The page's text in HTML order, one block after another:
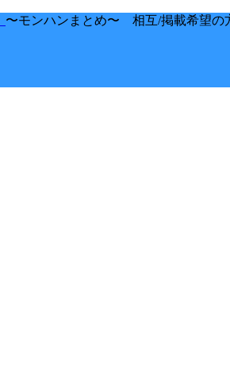
〜モンハンまとめ〜 相互/掲載希望の